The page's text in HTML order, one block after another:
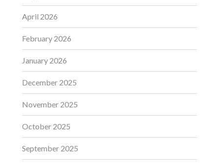
April 2026
February 2026
January 2026
December 2025
November 2025
October 2025
September 2025